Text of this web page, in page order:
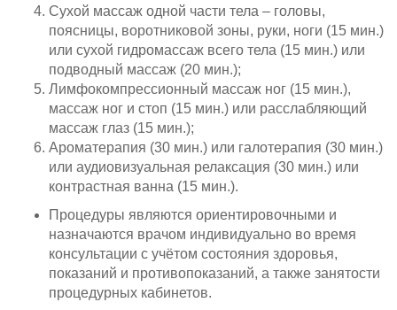
Сухой массаж одной части тела – головы,
поясницы, воротниковой зоны, руки, ноги (15 мин.)
или сухой гидромассаж всего тела (15 мин.) или
подводный массаж (20 мин.);
Лимфокомпрессионный массаж ног (15 мин.),
массаж ног и стоп (15 мин.) или расслабляющий
массаж глаз (15 мин.);
Ароматерапия (30 мин.) или галотерапия (30 мин.)
или аудиовизуальная релаксация (30 мин.) или
контрастная ванна (15 мин.).
Процедуры являются ориентировочными и
назначаются врачом индивидуально во время
консультации с учётом состояния здоровья,
показаний и противопоказаний, а также занятости
процедурных кабинетов.